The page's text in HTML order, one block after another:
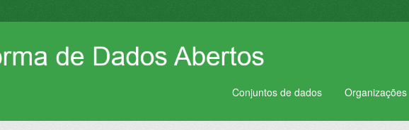
Conjuntos de dados Organizações